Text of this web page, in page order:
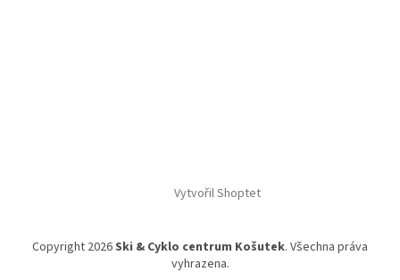
Vytvořil Shoptet
Copyright 2026Ski & Cyklo centrum Košutek. Všechna práva
vyhrazena.